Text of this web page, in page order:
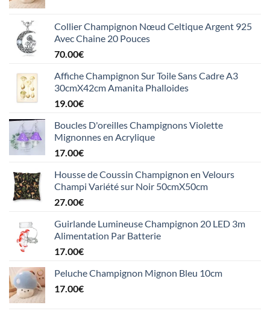
Collier Champignon Nœud Celtique Argent 925
Avec Chaine 20 Pouces
70.00€
Affiche Champignon Sur Toile Sans Cadre A3
30cmX42cm Amanita Phalloides
19.00€
Boucles D'oreilles Champignons Violette
Mignonnes en Acrylique
17.00€
Housse de Coussin Champignon en Velours
Champi Variété sur Noir 50cmX50cm
27.00€
Guirlande Lumineuse Champignon 20 LED 3m
Alimentation Par Batterie
17.00€
Peluche Champignon Mignon Bleu 10cm
17.00€